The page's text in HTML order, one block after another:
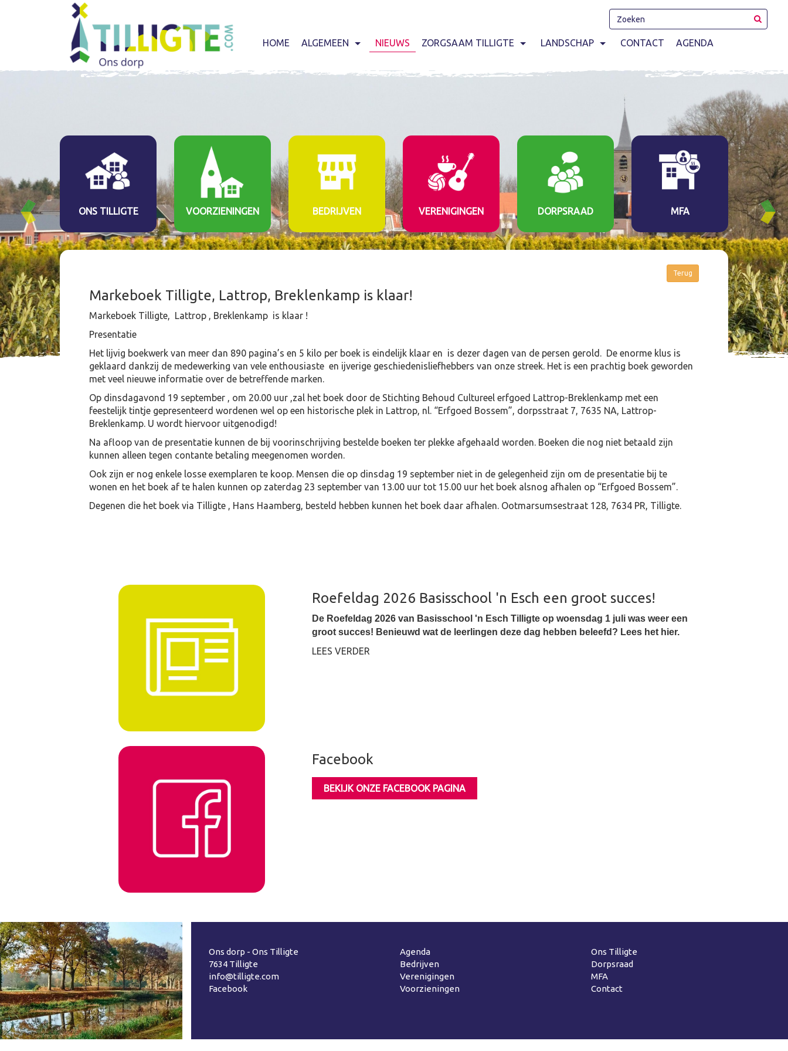
HOME ALGEMEEN NIEUWS ZORGSAAM TILLIGTE LANDSCHAP CONTACT AGENDA
ONS TILLIGTE VOORZIENINGEN BEDRIJVEN VERENIGINGEN DORPSRAAD MFA
Markeboek Tilligte, Lattrop, Breklenkamp is klaar!
Markeboek Tilligte, Lattrop , Breklenkamp is klaar !
Presentatie
Het lijvig boekwerk van meer dan 890 pagina’s en 5 kilo per boek is eindelijk klaar en is dezer dagen van de persen gerold. De enorme klus is
geklaard dankzij de medewerking van vele enthousiaste en ijverige geschiedenisliefhebbers van onze streek. Het is een prachtig boek geworden
met veel nieuwe informatie over de betreffende marken.
Op dinsdagavond 19 september , om 20.00 uur ,zal het boek door de Stichting Behoud Cultureel erfgoed Lattrop-Breklenkamp met een
feestelijk tintje gepresenteerd wordenen wel op een historische plek in Lattrop, nl. “Erfgoed Bossem”, dorpsstraat 7, 7635 NA, Lattrop-
Breklenkamp. U wordt hiervoor uitgenodigd!
Na afloop van de presentatie kunnen de bij voorinschrijving bestelde boeken ter plekke afgehaald worden. Boeken die nog niet betaald zijn
kunnen alleen tegen contante betaling meegenomen worden.
Ook zijn er nog enkele losse exemplaren te koop. Mensen die op dinsdag 19 september niet in de gelegenheid zijn om de presentatie bij te
wonen en het boek af te halen kunnen op zaterdag 23 september van 13.00 uur tot 15.00 uur het boek alsnog afhalen op “Erfgoed Bossem”.
Degenen die het boek via Tilligte , Hans Haamberg, besteld hebben kunnen het boek daar afhalen. Ootmarsumsestraat 128, 7634 PR, Tilligte.
Roefeldag 2026 Basisschool 'n Esch een groot succes!
De Roefeldag 2026 van Basisschool 'n Esch Tilligte op woensdag 1 juli was weer een
groot succes! Benieuwd wat de leerlingen deze dag hebben beleefd? Lees het hier.
LEES VERDER
Facebook
BEKIJK ONZE FACEBOOK PAGINA
Ons dorp - Ons Tilligte
7634 Tilligte
info@tilligte.com
Facebook
Agenda
Bedrijven
Verenigingen
Voorzieningen
Ons Tilligte
Dorpsraad
MFA
Contact